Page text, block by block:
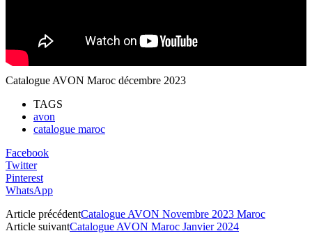
Catalogue AVON Maroc décembre 2023
TAGS
avon
catalogue maroc
Facebook
Twitter
Pinterest
WhatsApp
Article précédentCatalogue AVON Novembre 2023 Maroc
Article suivantCatalogue AVON Maroc Janvier 2024